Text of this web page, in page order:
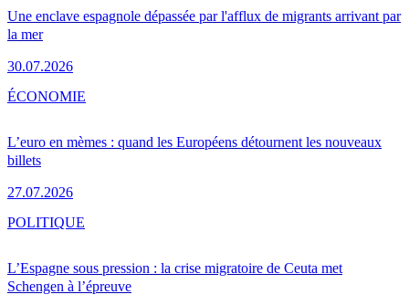
Une enclave espagnole dépassée par l'afflux de migrants arrivant par
la mer
30.07.2026
L’euro en mèmes : quand les Européens détournent les nouveaux
billets
27.07.2026
ÉCONOMIE
L’Espagne sous pression : la crise migratoire de Ceuta met
Schengen à l’épreuve
POLITIQUE